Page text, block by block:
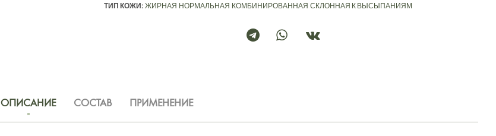
ТИП КОЖИ: ЖИРНАЯ НОРМАЛЬНАЯ КОМБИНИРОВАННАЯ СКЛОННАЯ К ВЫСЫПАНИЯМ
ОПИСАНИЕ СОСТАВ ПРИМЕНЕНИЕ